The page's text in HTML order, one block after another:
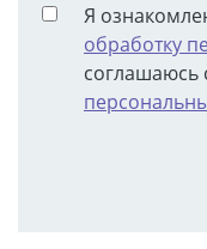
Я
обработку
соглашаюсь